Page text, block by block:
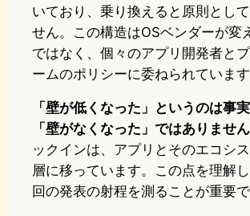
いており、乗り換えると原則とし
せん。この構造はOSベンダーが変
ではなく、個々のアプリ開発者と
ームのポリシーに委ねられています
「壁が低くなった」というのは事実
「壁がなくなった」ではありません
ックインは、アプリとそのエコシ
層に移っています。この点を理解
回の発表の射程を測ることが重要で